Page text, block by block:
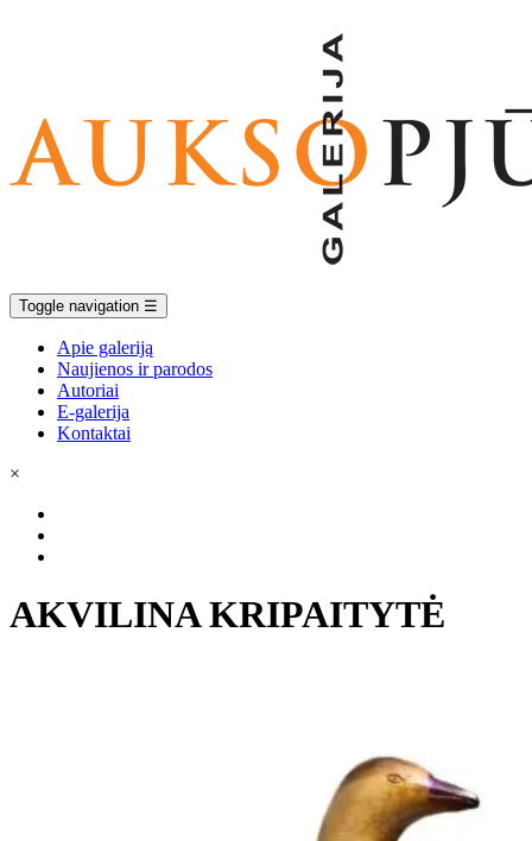
Toggle navigation ☰
Apie galeriją
Naujienos ir parodos
Autoriai
E-galerija
Kontaktai
×
AKVILINA KRIPAITYTĖ